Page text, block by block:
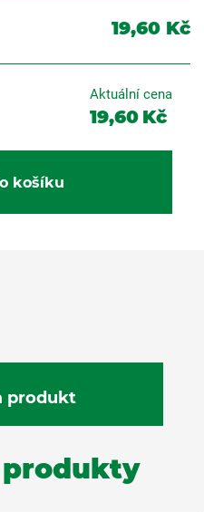
19,60 Kč
Aktuální cena
19,60 Kč
košíku
produkty